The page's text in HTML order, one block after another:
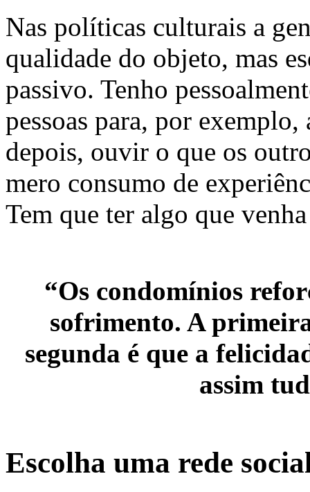
Nas políticas culturais a
qualidade do objeto, mas
passivo. Tenho
pessoas para, por
depois, ouvir o que os
mero consumo de
Tem que ter algo que
“Os condomínios
sofrimento. A
segunda é que a
assim
Escolha uma rede